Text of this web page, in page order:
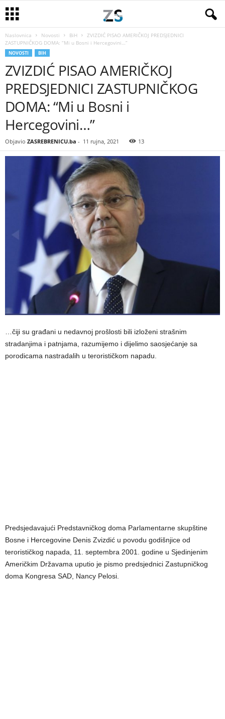
Naslovnica Novosti BiH
ZVIZDIĆ PISAO AMERIČKOJ PREDSJEDNICI
ZASTUPNIČKOG DOMA: “Mi u Bosni i Hercegovini…”
NOVOSTI BIH
ZVIZDIĆ PISAO AMERIČKOJ
PREDSJEDNICI ZASTUPNIČKOG
DOMA: “Mi u Bosni i
Hercegovini…”
Objavio ZASREBRENICU.ba - 11 rujna, 2021 13
…čiji su građani u nedavnoj prošlosti bili izloženi strašnim
stradanjima i patnjama, razumijemo i dijelimo saosjećanje sa
porodicama nastradalih u terorističkom napadu.
Predsjedavajući Predstavničkog doma Parlamentarne skupštine
Bosne i Hercegovine Denis Zvizdić u povodu godišnjice od
terorističkog napada, 11. septembra 2001. godine u Sjedinjenim
Američkim Državama uputio je pismo predsjednici Zastupničkog
doma Kongresa SAD, Nancy Pelosi.